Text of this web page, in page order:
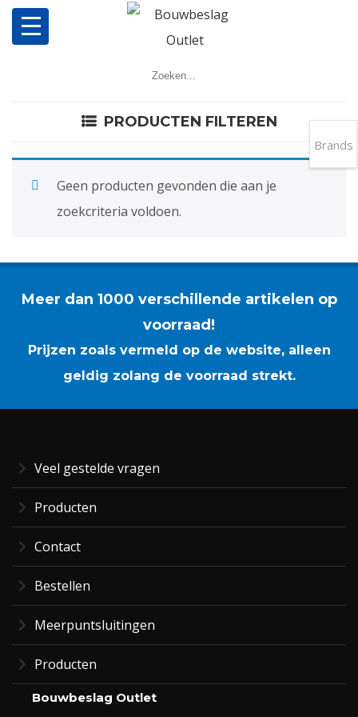
Producten
Meerpuntsluitingen
Bestellen
Contact
PRODUCTEN FILTEREN
Geen producten gevonden die aan je
zoekcriteria voldoen.
Meer dan 1000 verschillende artikelen op
voorraad!
Prijzen zoals vermeld op de website, alleen
geldig zolang de voorraad strekt.
Veel gestelde vragen
Producten
Contact
Bestellen
Meerpuntsluitingen
Producten
Bouwbeslag Outlet
Brands